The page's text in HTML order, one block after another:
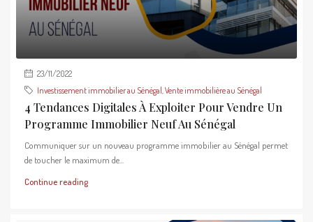
23/11/2022
Investissement immobilier au Sénégal Vente immobilière au Sénégal
4 Tendances Digitales À Exploiter Pour Vendre Un
Programme Immobilier Neuf Au Sénégal
Communiquer sur un nouveau programme immobilier au Sénégal permet
de toucher le maximum de...
Continue reading